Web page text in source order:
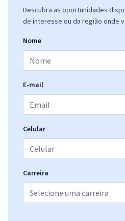
Descubra as oportunidades
de interesse ou da região onde
Nome
E-mail
Celular
Carreira